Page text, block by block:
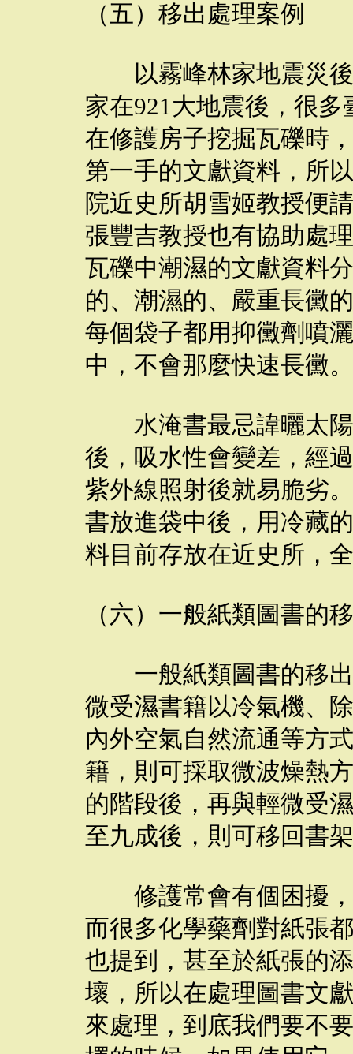
（五）移出處理案例
以霧峰林家地震災後
家在921大地震後，很
在修護房子挖掘瓦礫時
第一手的文獻資料，所
院近史所胡雪姬教授便
張豐吉教授也有協助處
瓦礫中潮濕的文獻資料
的、潮濕的、嚴重長黴
每個袋子都用抑黴劑噴
中，不會那麼快速長黴。
水淹書最忌諱曬太陽
後，吸水性會變差，經
紫外線照射後就易脆劣
書放進袋中後，用冷藏
料目前存放在近史所，
（六）一般紙類圖書的
一般紙類圖書的移出
微受濕書籍以冷氣機、
內外空氣自然流通等方
籍，則可採取微波燥熱
的階段後，再與輕微受
至九成後，則可移回書
修護常會有個困擾，
而很多化學藥劑對紙張
也提到，甚至於紙張的
壞，所以在處理圖書文
來處理，到底我們要不